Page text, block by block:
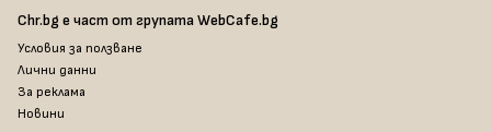
Chr.bg е част от групата WebCafe.bg
Условия за ползване
Лични данни
За реклама
Новини